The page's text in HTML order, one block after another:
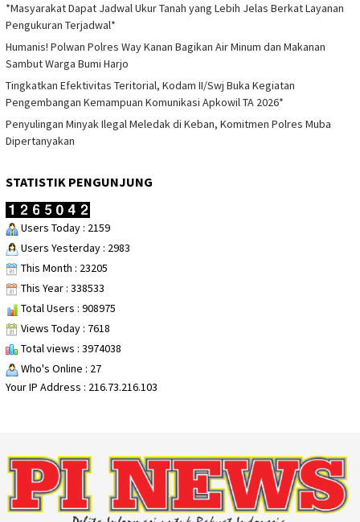
*Masyarakat Dapat Jadwal Ukur Tanah yang Lebih Jelas Berkat Layanan
Pengukuran Terjadwal*
Humanis! Polwan Polres Way Kanan Bagikan Air Minum dan Makanan
Sambut Warga Bumi Harjo
Tingkatkan Efektivitas Teritorial, Kodam II/Swj Buka Kegiatan
Pengembangan Kemampuan Komunikasi Apkowil TA 2026*
Penyulingan Minyak Ilegal Meledak di Keban, Komitmen Polres Muba
Dipertanyakan
STATISTIK PENGUNJUNG
Users Today : 2159
Users Yesterday : 2983
This Month : 23205
This Year : 338533
Total Users : 908975
Views Today : 7618
Total views : 3974038
Who's Online : 27
Your IP Address : 216.73.216.103